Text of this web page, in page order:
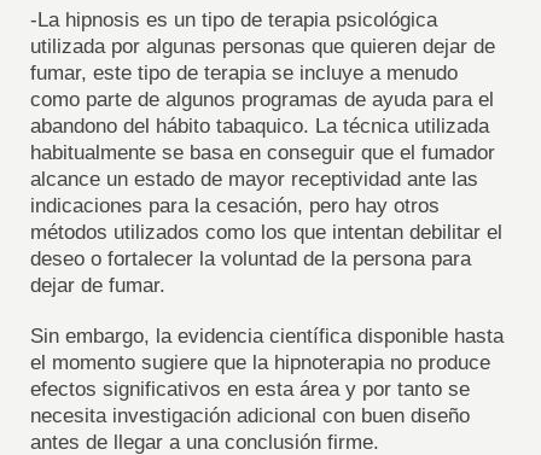
-La hipnosis es un tipo de terapia psicológica
utilizada por algunas personas que quieren dejar de
fumar, este tipo de terapia se incluye a menudo
como parte de algunos programas de ayuda para el
abandono del hábito tabaquico. La técnica utilizada
habitualmente se basa en conseguir que el fumador
alcance un estado de mayor receptividad ante las
indicaciones para la cesación, pero hay otros
métodos utilizados como los que intentan debilitar el
deseo o fortalecer la voluntad de la persona para
dejar de fumar.
Sin embargo, la evidencia científica disponible hasta
el momento sugiere que la hipnoterapia no produce
efectos significativos en esta área y por tanto se
necesita investigación adicional con buen diseño
antes de llegar a una conclusión firme.